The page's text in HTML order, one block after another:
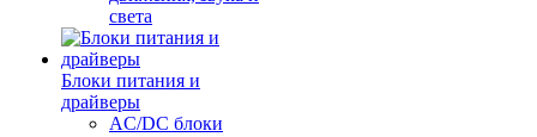
света
Блоки питания и
драйверы
AC/DC блоки